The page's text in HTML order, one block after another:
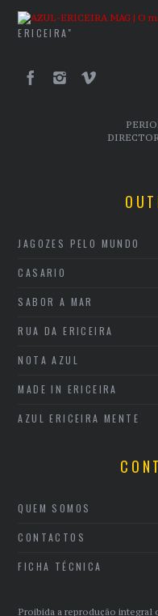
ERICEIRA"
JAGOZES PELO MUNDO
CASARIO
SABOR A MAR
RUA DA ERICEIRA
NOTA AZUL
MADE IN ERICEIRA
AZUL ERICEIRA MENTE
QUEM SOMOS
CONTACTOS
FICHA TÉCNICA
Proibida a reprodução